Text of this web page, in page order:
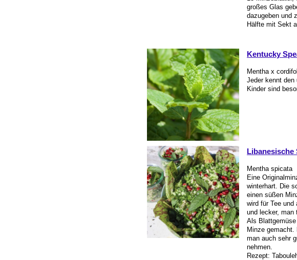
großes Glas
dazugeben und
Hälfte mit Sekt
Kentucky
Mentha x
Jeder kennt den
Kinder sind
Libanesische
Mentha spicata
Eine
winterhart. Die
einen süßen
wird für Tee
und lecker, man
Als
Minze
man auch sehr
nehmen.
Rezept: